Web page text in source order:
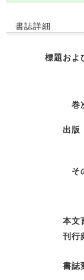
書誌詳細
標題およ
巻
出版
そ
本文
刊行
書誌